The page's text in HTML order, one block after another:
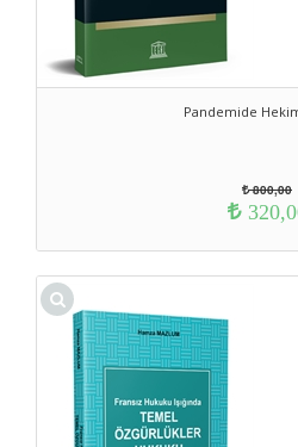
Pandemide
800,00